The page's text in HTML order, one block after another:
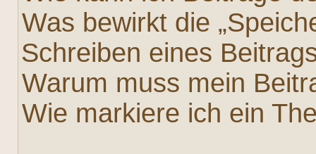
Was bewirkt die
Schreiben eines
Warum muss mein
Wie markiere ich ein